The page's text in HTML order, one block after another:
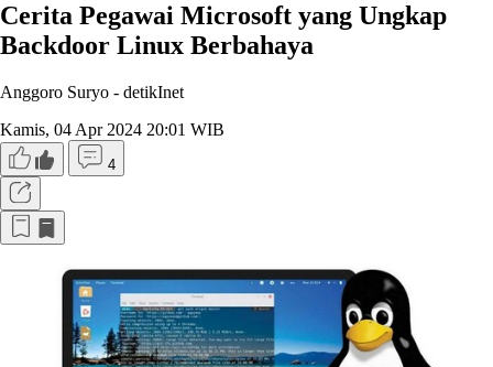
Cerita Pegawai Microsoft yang Ungkap
Backdoor Linux Berbahaya
Anggoro Suryo - detikInet
Kamis, 04 Apr 2024 20:01 WIB
4